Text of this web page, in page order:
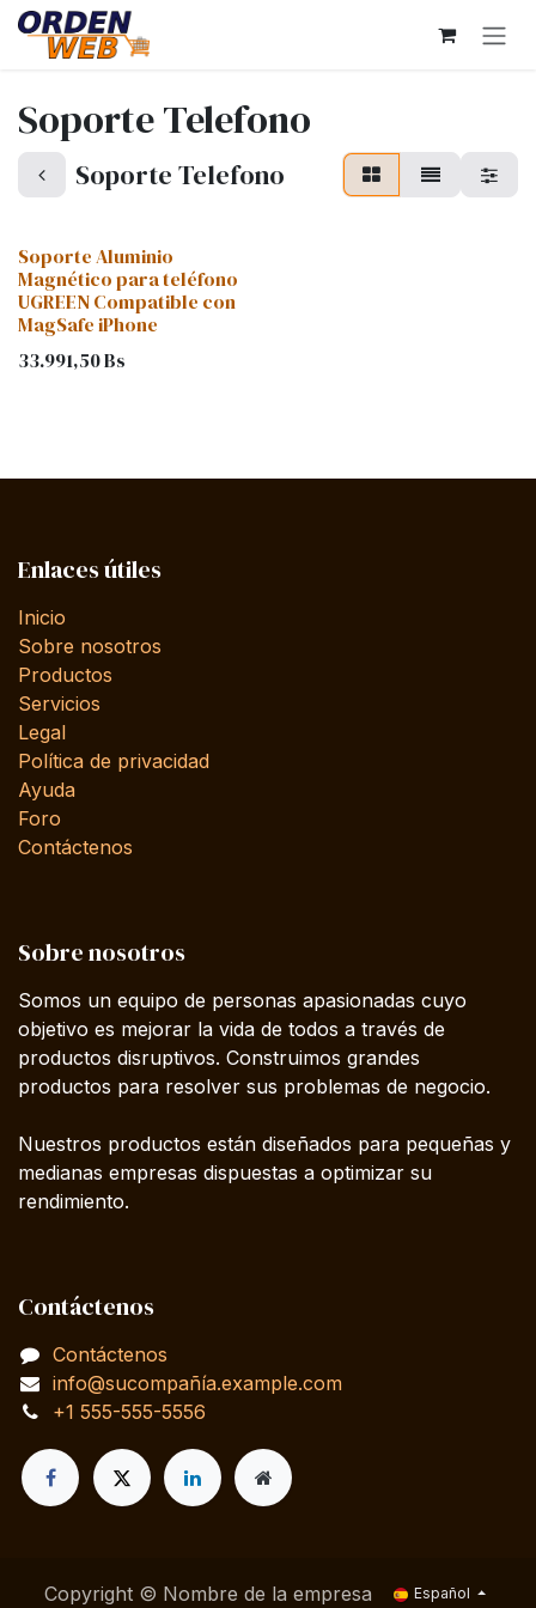
Ir al contenido
Soporte Telefono
Soporte Telefono
Soporte Aluminio
Magnético para teléfono
UGREEN Compatible con
MagSafe iPhone
33.991,50Bs
Enlaces útiles
Inicio
Sobre nosotros
Productos
Servicios
Legal
Política de privacidad
Ayuda
Foro
Contáctenos
Sobre nosotros
Somos un equipo de personas apasionadas cuyo
objetivo es mejorar la vida de todos a través de
productos disruptivos. Construimos grandes
productos para resolver sus problemas de negocio.
Nuestros productos están diseñados para pequeñas y
medianas empresas dispuestas a optimizar su
rendimiento.
Contáctenos
Contáctenos
info@sucompañía.example.com
+1 555-555-5556
Copyright © Nombre de la empresa Español